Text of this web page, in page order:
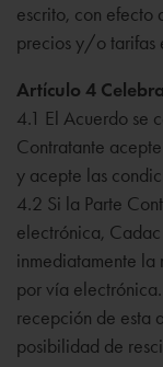
escrito, con efecto
precios y/o tarifas
Artículo 4
4.1 El Acuerdo se
Contratante
y acepte las
4.2 Si la Parte
electrónica,
inmediatamente
por vía
recepción de esta
posibilidad de